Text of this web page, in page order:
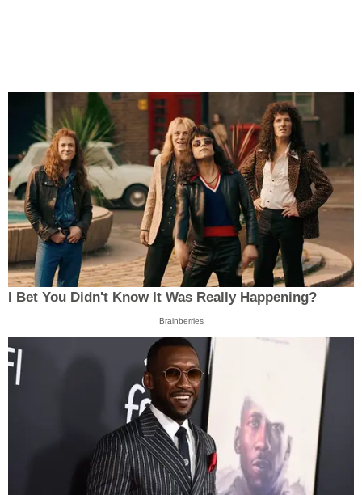
I Bet You Didn't Know It Was Really Happening?
Brainberries